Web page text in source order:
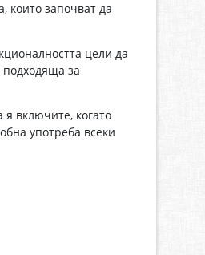
започват да
цели да
за
включите, когато
употреба всеки